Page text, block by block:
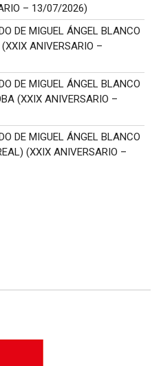
– 13/07/2026)
DE MIGUEL ÁNGEL BLANCO
ANIVERSARIO –
DE MIGUEL ÁNGEL BLANCO
(XXIX ANIVERSARIO –
DE MIGUEL ÁNGEL BLANCO
(XXIX ANIVERSARIO –